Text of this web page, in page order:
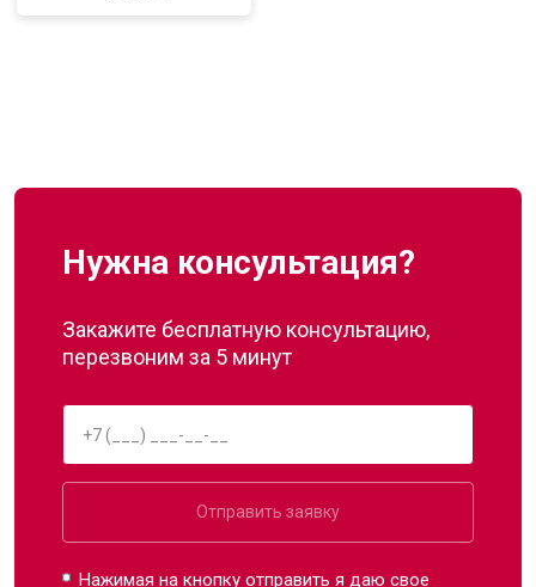
Нужна консультация?
Закажите бесплатную консультацию,
перезвоним за 5 минут
Отправить заявку
Нажимая на кнопку отправить я даю свое